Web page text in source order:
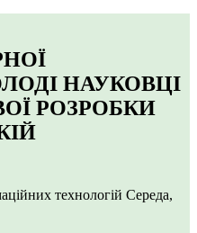
НАУКОВЦІ
РОЗРОБКИ
технологій Середа,